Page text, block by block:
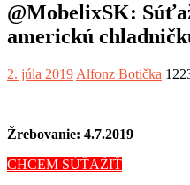
@MobelixSK:
americkú
2. júla 2019 Alfonz Botička
Žrebovanie: 4.7.2019
CHCEM SÚŤAŽIŤ